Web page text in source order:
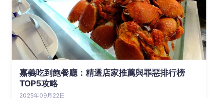
嘉義吃到飽餐廳：精選店家推薦與罪惡排行榜
TOP5攻略
2025年09月22日